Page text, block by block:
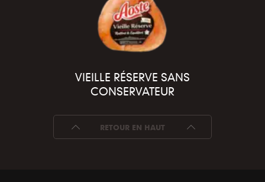
VIEILLE RÉSERVE SANS
CONSERVATEUR
RETOUR EN HAUT